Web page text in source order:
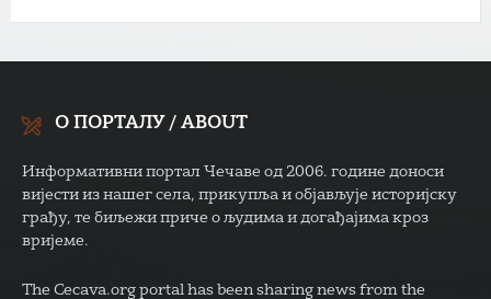
О ПОРТАЛУ / ABOUT
Информативни портал Чечаве од 2006. године доноси
вијести из нашег села, прикупља и објављује историјску
грађу, те биљежи приче о људима и догађајима кроз
вријеме.
The Cecava.org portal has been sharing news from the